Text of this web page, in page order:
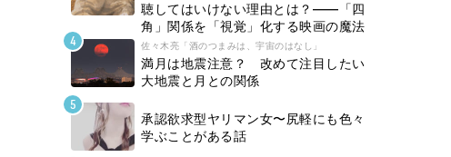
聴してはいけない理由とは？――「四
角」関係を「視覚」化する映画の魔法
佐々木亮「酒のつまみは、宇宙のはなし」
満月は地震注意？ 改めて注目したい
大地震と月との関係
承認欲求型ヤリマン女〜尻軽にも色々
学ぶことがある話